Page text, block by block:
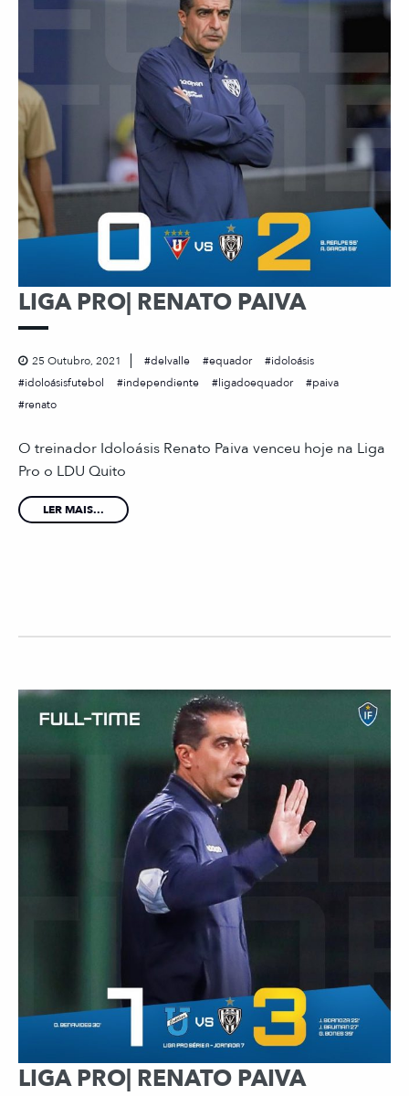
LIGA PRO| RENATO PAIVA
25 Outubro, 2021 delvalle equador
idoloásis
idoloásisfutebol
independiente ligadoequador
paiva
renato
O treinador Idoloásis Renato Paiva venceu hoje na Liga
Pro o LDU Quito
LER MAIS...
LIGA PRO| RENATO PAIVA